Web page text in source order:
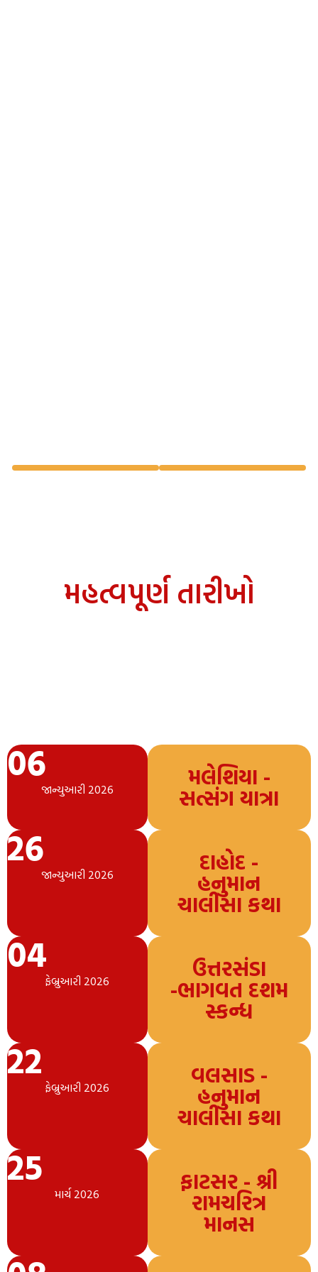
મહત્વપૂર્ણ તારીખો
06
જાન્યુઆરી 2026 મલેશિયા -
સત્સંગ યાત્રા
26
જાન્યુઆરી 2026 દાહોદ -
હનુમાન
ચાલીસા કથા
04
ફેબ્રુઆરી 2026 ઉત્તરસંડા
-ભાગવત દશમ
સ્કન્ધ
22
ફેબ્રુઆરી 2026 વલસાડ -
હનુમાન
ચાલીસા કથા
25
માર્ચ 2026 ફાટસર - શ્રી
રામચરિત્ર
માનસ